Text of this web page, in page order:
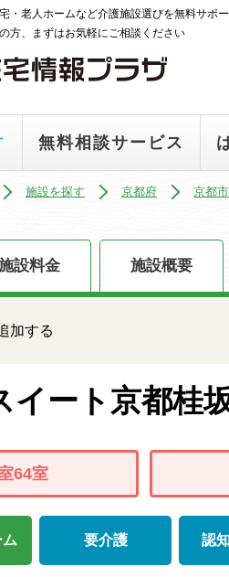
・老人ホームなど介護施設選びを無料サポー
方、まずはお気軽にご相談ください
無料相談サービス
施設を探す 京都府 京都
設料金 施設概要
加する
イート京都桂
64室
要介護 認